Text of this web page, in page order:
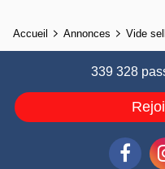
Accueil Annonces Vide
339 328